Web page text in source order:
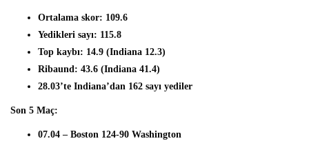
Ortalama skor: 109.6
Yedikleri sayı: 115.8
Top kaybı: 14.9 (Indiana 12.3)
Ribaund: 43.6 (Indiana 41.4)
28.03’te Indiana’dan 162 sayı yediler
Son 5 Maç:
07.04 – Boston 124-90 Washington